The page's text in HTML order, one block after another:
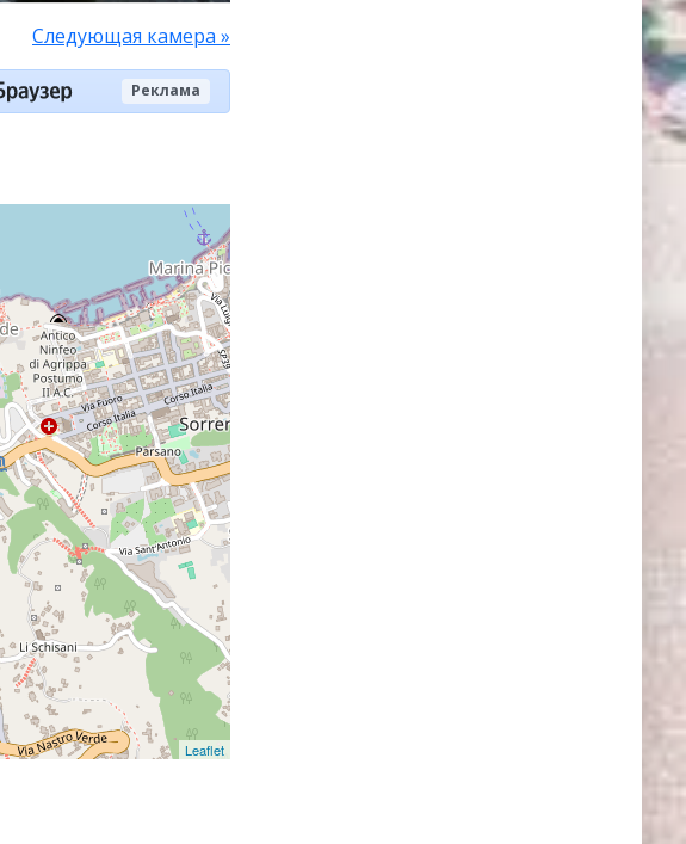
Следующая камера »
Реклама
Leaflet